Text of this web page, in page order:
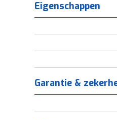
Eigenschappen
Garantie &